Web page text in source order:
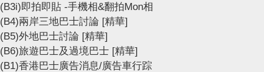
(B3i)即拍即貼 -手機相&翻拍Mon相
(B4)兩岸三地巴士討論 [精華]
(B5)外地巴士討論 [精華]
(B6)旅遊巴士及過境巴士 [精華]
(B1)香港巴士廣告消息/廣告車行踪